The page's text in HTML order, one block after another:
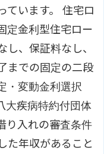
ています。 住宅ロ
定金利型住宅ロー
し、保証料なし、
までの固定の二段
・変動金利選択
大疾病特約付団体
り入れの審査条件
た年収があること